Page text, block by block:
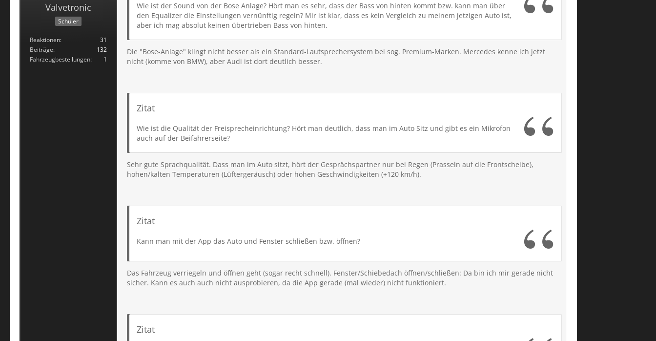
Valvetronic
Schüler
Reaktionen
31
Beiträge
132
Fahrzeugbestellungen
1
Wie ist der Sound von der Bose Anlage? Hört man es sehr, dass der Bass von hinten kommt bzw. kann man über
den Equalizer die Einstellungen vernünftig regeln? Mir ist klar, dass es kein Vergleich zu meinem jetzigen Auto ist,
aber ich mag absolut keinen übertrieben Bass von hinten.
Die "Bose-Anlage" klingt nicht besser als ein Standard-Lautsprechersystem bei sog. Premium-Marken. Mercedes kenne ich jetzt
nicht (komme von BMW), aber Audi ist dort deutlich besser.
Zitat
Wie ist die Qualität der Freisprecheinrichtung? Hört man deutlich, dass man im Auto Sitz und gibt es ein Mikrofon
auch auf der Beifahrerseite?
Sehr gute Sprachqualität. Dass man im Auto sitzt, hört der Gesprächspartner nur bei Regen (Prasseln auf die Frontscheibe),
hohen/kalten Temperaturen (Lüftergeräusch) oder hohen Geschwindigkeiten (+120 km/h).
Zitat
Kann man mit der App das Auto und Fenster schließen bzw. öffnen?
Das Fahrzeug verriegeln und öffnen geht (sogar recht schnell). Fenster/Schiebedach öffnen/schließen: Da bin ich mir gerade nicht
sicher. Kann es auch auch nicht ausprobieren, da die App gerade (mal wieder) nicht funktioniert.
Zitat